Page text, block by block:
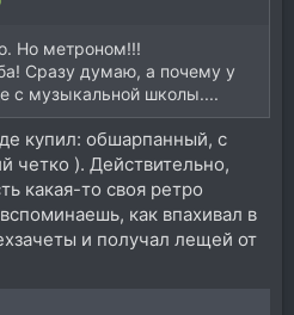
Но метроном!!!
Сразу думаю, а почему у
с музыкальной школы....
купил: обшарпанный, с
четко ). Действительно,
какая-то своя ретро
как впахивал в
и получал лещей от